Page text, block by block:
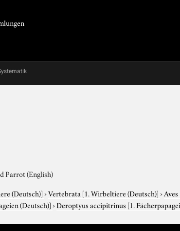
Parrot (English)
(Deutsch)]›Vertebrata [1. Wirbeltiere (Deutsch)]›Aves
(Deutsch)]›Deroptyus accipitrinus [1.